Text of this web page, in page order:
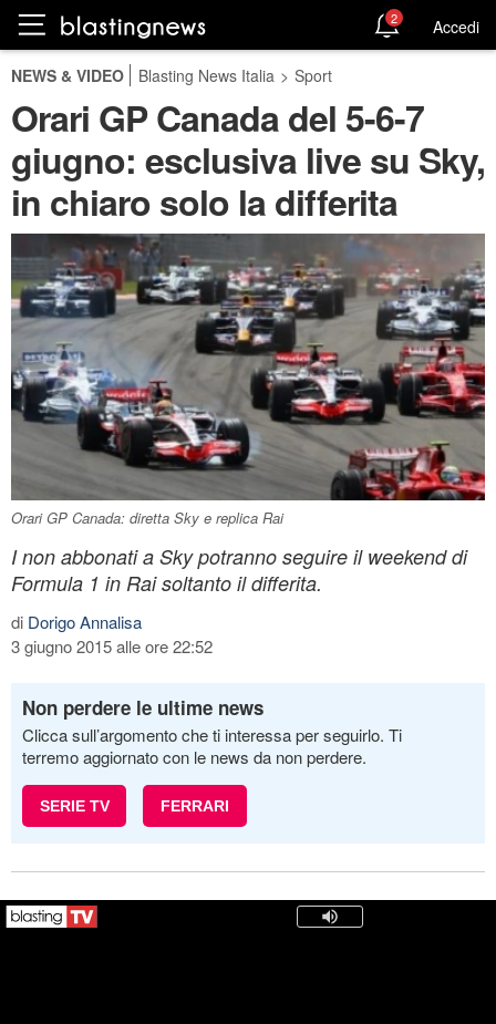
2 Accedi
NEWS & VIDEO Blasting News Italia > Sport
Orari GP Canada del 5-6-7
giugno: esclusiva live su Sky,
in chiaro solo la differita
Orari GP Canada: diretta Sky e replica Rai
I non abbonati a Sky potranno seguire il weekend di
Formula 1 in Rai soltanto il differita.
di Dorigo Annalisa
3 giugno 2015 alle ore 22:52
Non perdere le ultime news
Clicca sull’argomento che ti interessa per seguirlo. Ti
terremo aggiornato con le news da non perdere.
SERIE TV FERRARI